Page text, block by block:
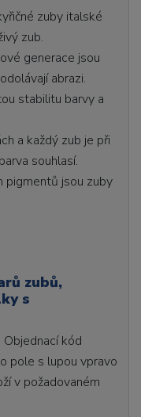
zuby italské
zub.
generace jsou
abrazi.
stabilitu barvy a
a každý zub je při
souhlasí.
pigmentů jsou zuby
zubů,
s
kód
pole s lupou vpravo
v požadovaném